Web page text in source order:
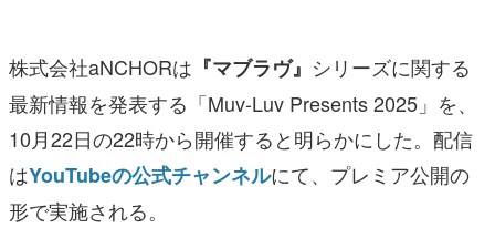
女性向け
アプリレビュー
その他
電ファミニコゲーマーとは？
株式会社aNCHORは 『マブラヴ』 シリーズに関する
最新情報を発表する「Muv-Luv Presents 2025」を、
10月22日の22時から開催すると明らかにした。配信
はYouTubeの公式チャンネルにて、プレミア公開の
形で実施される。